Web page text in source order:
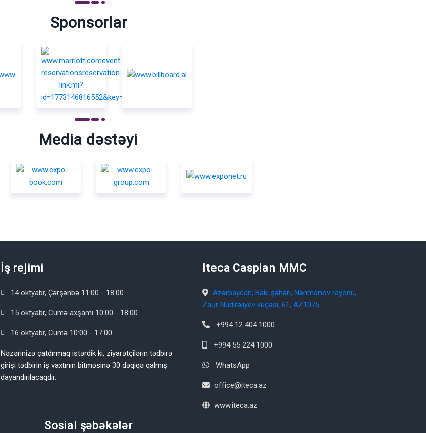
Sponsorlar
Media dəstəyi
İş rejimi
14 oktyabr, Çərşənbə 11:00 - 18:00
15 oktyabr, Cümə axşamı 10:00 - 18:00
16 oktyabr, Cümə 10:00 - 17:00
Nəzərinizə çatdırmaq istərdik ki, ziyarətçilərin tədbirə
girişi tədbirin iş vaxtının bitməsinə 30 dəqiqə qalmış
dayandırılacaqdır.
Iteca Caspian MMC
Azərbaycan, Bakı şəhəri, Nərimanov rayonu,
Zaur Nudirəliyev küçəsi, 61, AZ1075
+994 12 404 1000
+994 55 224 1000
WhatsApp
office@iteca.az
www.iteca.az
Sosial şəbəkələr